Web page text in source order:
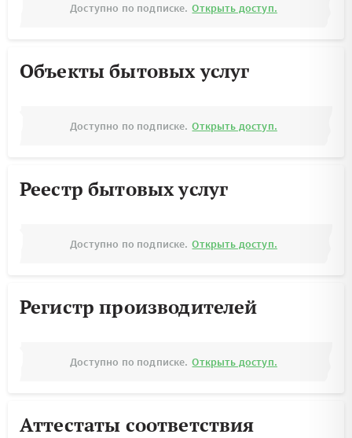
Доступно по подписке. Открыть доступ.
Объекты бытовых услуг
Доступно по подписке. Открыть доступ.
Реестр бытовых услуг
Доступно по подписке. Открыть доступ.
Регистр производителей
Доступно по подписке. Открыть доступ.
Аттестаты соответствия